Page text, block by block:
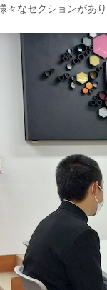
々なセクションがあ